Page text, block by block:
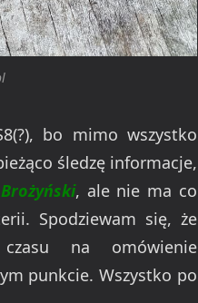
bo mimo wszystko
śledzę informacje,
, ale nie ma co
Spodziewam się, że
na omówienie
punkcie. Wszystko po